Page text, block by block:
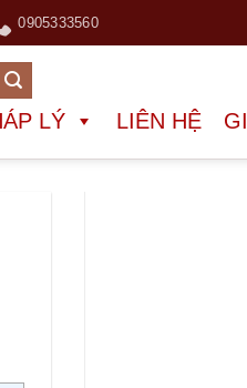
0905333560
LÝ LIÊN HỆ